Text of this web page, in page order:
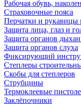
Рабочая обувь,
Страховочные пояса
Перчатки и рукавицы
Защита лица, глаз и
Защита органов
Защита органов слуха
Фиксирующий
Степлеры
Скобы для степлеров
Струбцины
Термоклеевые
Заклёпочники